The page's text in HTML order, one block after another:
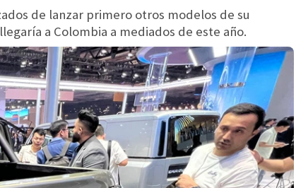
de lanzar primero otros modelos de su
a Colombia a mediados de este año.